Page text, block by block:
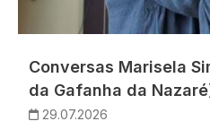
Conversas Marisela
da Gafanha da
29.07.2026